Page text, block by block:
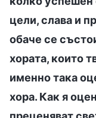
цели, слава и
обаче се
хората, които
именно така
хора. Как я